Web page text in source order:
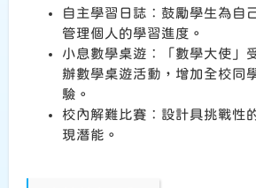
自主學習日誌︰鼓勵學生為自
管理個人的學習進度。
小息數學桌遊︰「數學大使」
辦數學桌遊活動，增加全校同
驗。
校內解難比賽︰設計具挑戰性
現潛能。